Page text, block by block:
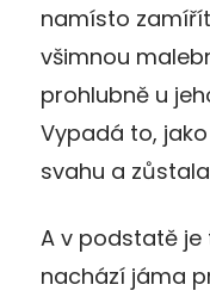
namísto
všimnou
prohlubně u
Vypadá to,
svahu a
A v podstatě je
nachází jáma